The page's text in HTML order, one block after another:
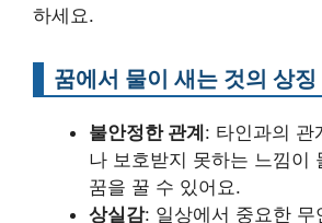
하세요.
꿈에서 물이 새는 것의 상징
불안정한 관계: 타인과의 관
나 보호받지 못하는 느낌이
꿈을 꿀 수 있어요.
상실감: 일상에서 중요한 무